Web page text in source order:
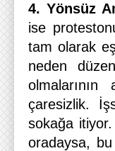
4. Yönsüz
ise
tam olarak
neden
çaresizlik.
sokağa
oradaysa,